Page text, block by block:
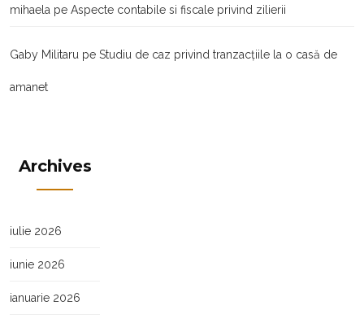
mihaela pe Aspecte contabile si fiscale privind zilierii
Gaby Militaru pe Studiu de caz privind tranzacţiile la o casă de
amanet
Archives
iulie 2026
iunie 2026
ianuarie 2026